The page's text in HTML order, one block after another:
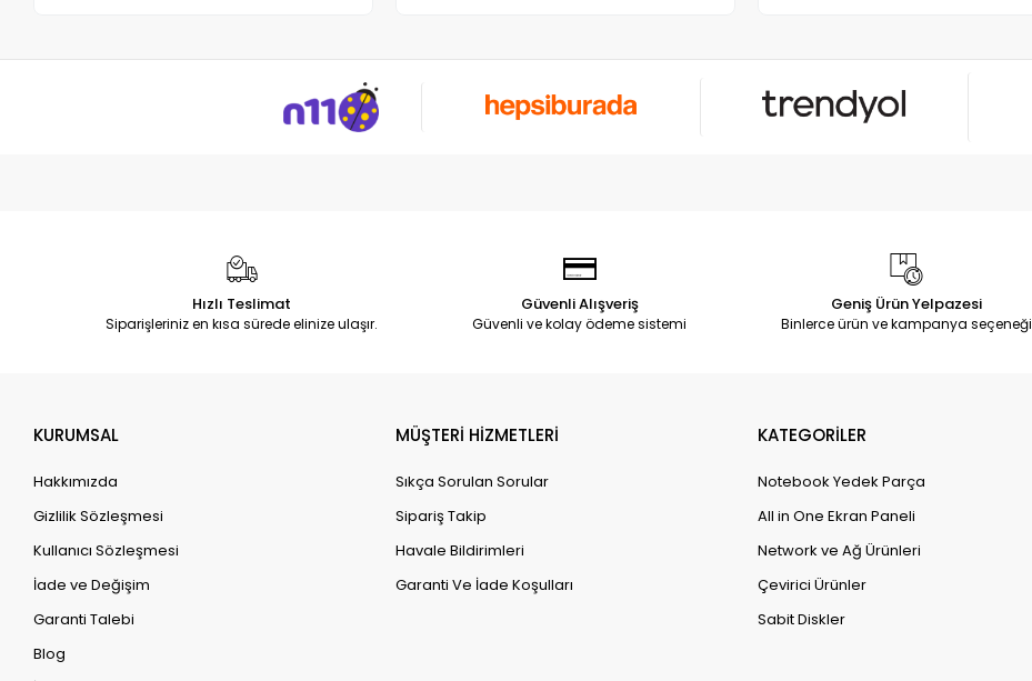
Hızlı Teslimat
Siparişleriniz en kısa sürede elinize ulaşır.
Güvenli Alışveriş
Güvenli ve kolay ödeme sistemi
Geniş Ürün Yelpazesi
Binlerce ürün ve kampanya seçeneği
KURUMSAL
Hakkımızda
Gizlilik Sözleşmesi
Kullanıcı Sözleşmesi
İade ve Değişim
Garanti Talebi
Blog
MÜŞTERİ HİZMETLERİ
Sıkça Sorulan Sorular
Sipariş Takip
Havale Bildirimleri
Garanti Ve İade Koşulları
KATEGORİLER
Notebook Yedek Parça
All in One Ekran Paneli
Network ve Ağ Ürünleri
Çevirici Ürünler
Sabit Diskler